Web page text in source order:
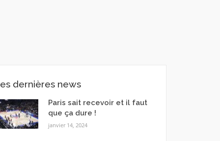
dernières news
Paris sait recevoir et il faut
que ça dure !
janvier 14, 2024